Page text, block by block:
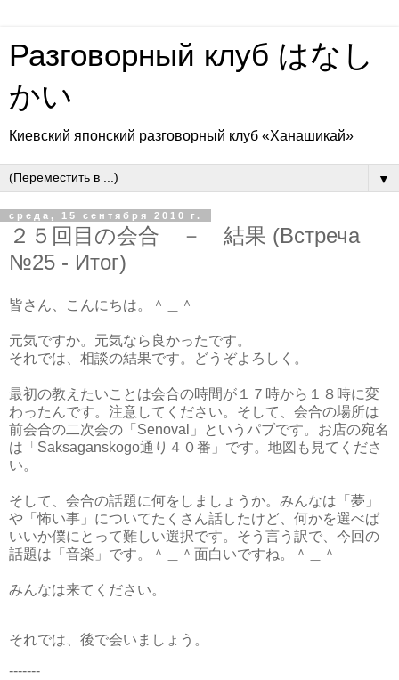
Разговорный клуб はなし
かい
Киевский японский разговорный клуб «Ханашикай»
▼
среда, 15 сентября 2010 г.
２５回目の会合 － 結果 (Встреча
№25 - Итог)
皆さん、こんにちは。＾＿＾
元気ですか。元気なら良かったです。
それでは、相談の結果です。どうぞよろしく。
最初の教えたいことは会合の時間が１７時から１８時に変
わったんです。注意してください。そして、会合の場所は
前会合の二次会の「Senoval」というパブです。お店の宛名
は「Saksaganskogo通り４０番」です。地図も見てくださ
い。
そして、会合の話題に何をしましょうか。みんなは「夢」
や「怖い事」についてたくさん話したけど、何かを選べば
いいか僕にとって難しい選択です。そう言う訳で、今回の
話題は「音楽」です。＾＿＾面白いですね。＾＿＾
みんなは来てください。
それでは、後で会いましょう。
-------